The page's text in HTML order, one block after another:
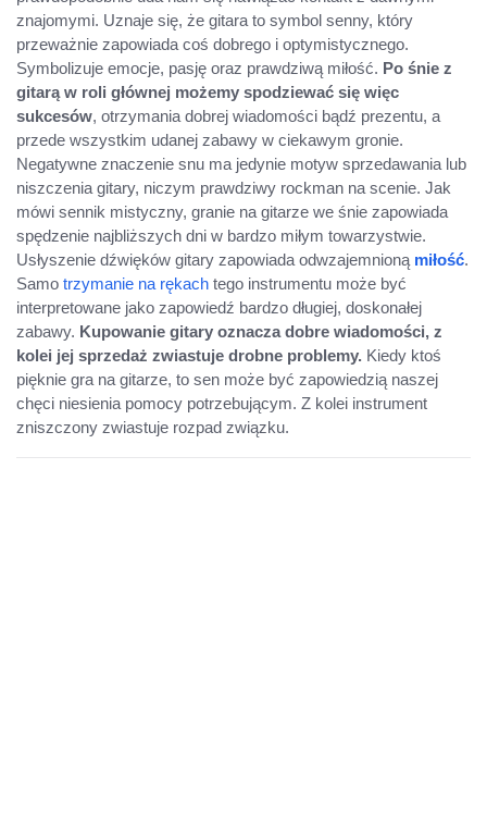
znajomymi. Uznaje się, że gitara to symbol senny, który
przeważnie zapowiada coś dobrego i optymistycznego.
Symbolizuje emocje, pasję oraz prawdziwą miłość. Po śnie z
gitarą w roli głównej możemy spodziewać się więc
sukcesów, otrzymania dobrej wiadomości bądź prezentu, a
przede wszystkim udanej zabawy w ciekawym gronie.
Negatywne znaczenie snu ma jedynie motyw sprzedawania lub
niszczenia gitary, niczym prawdziwy rockman na scenie. Jak
mówi sennik mistyczny, granie na gitarze we śnie zapowiada
spędzenie najbliższych dni w bardzo miłym towarzystwie.
Usłyszenie dźwięków gitary zapowiada odwzajemnioną miłość.
Samo trzymanie na rękach tego instrumentu może być
interpretowane jako zapowiedź bardzo długiej, doskonałej
zabawy. Kupowanie gitary oznacza dobre wiadomości, z
kolei jej sprzedaż zwiastuje drobne problemy. Kiedy ktoś
pięknie gra na gitarze, to sen może być zapowiedzią naszej
chęci niesienia pomocy potrzebującym. Z kolei instrument
zniszczony zwiastuje rozpad związku.